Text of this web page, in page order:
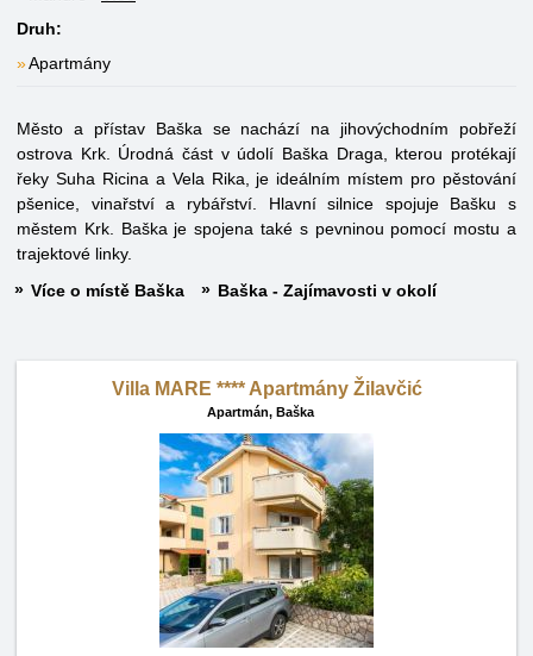
Druh:
Apartmány
Město a přístav Baška se nachází na jihovýchodním pobřeží
ostrova Krk. Úrodná část v údolí Baška Draga, kterou protékají
řeky Suha Ricina a Vela Rika, je ideálním místem pro pěstování
pšenice, vinařství a rybářství. Hlavní silnice spojuje Bašku s
městem Krk. Baška je spojena také s pevninou pomocí mostu a
trajektové linky.
Více o místě Baška
Baška - Zajímavosti v okolí
Villa MARE **** Apartmány Žilavčić
Apartmán, Baška